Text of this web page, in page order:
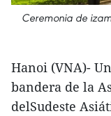
Ceremonia de
Hanoi (VNA)-
bandera de la
delSudeste